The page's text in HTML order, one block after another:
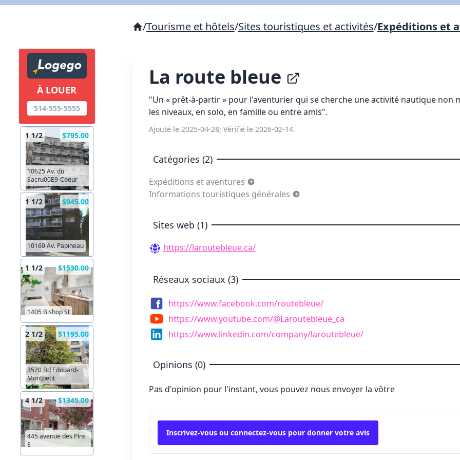
À LOUER
514-555-5555
1 1/2 $795.00
10625 Av. du
Sacru00E9-Coeur
1 1/2 $945.00
10160 Av. Papineau
1 1/2 $1530.00
1405 Bishop St
2 1/2 $1195.00
3520 Bd Edouard-
Montpetit
4 1/2 $1345.00
445 avenue des Pins
E
/Tourisme et hôtels/Sites touristiques et activités/Expéditions et
La route bleue
"Un « prêt-à-partir » pour l'aventurier qui se cherche une activité nautique non
les niveaux, en solo, en famille ou entre amis".
Ajouté le 2025-04-28; Vérifié le 2026-02-14.
Catégories (2)
Expéditions et aventures
Informations touristiques générales
Sites web (1)
https://laroutebleue.ca/
Réseaux sociaux (3)
https://www.facebook.com/routebleue/
https://www.youtube.com/@Laroutebleue_ca
https://www.linkedin.com/company/laroutebleue/
Opinions (0)
Pas d'opinion pour l'instant, vous pouvez nous envoyer la vôtre
Inscrivez-vous ou connectez-vous pour donner votre avis
X Fermer Envoyez
Copier lien